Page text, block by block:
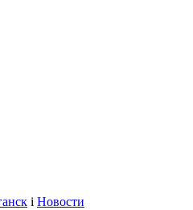
і Новости